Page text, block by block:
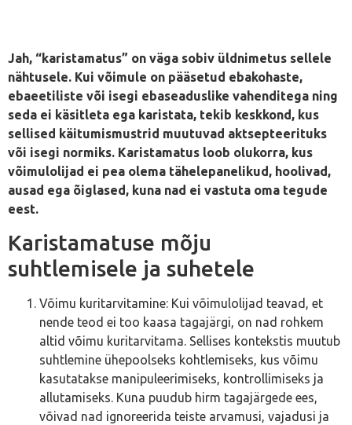
Jah, “karistamatus” on väga sobiv üldnimetus sellele
nähtusele. Kui võimule on pääsetud ebakohaste,
ebaeetiliste või isegi ebaseaduslike vahenditega ning
seda ei käsitleta ega karistata, tekib keskkond, kus
sellised käitumismustrid muutuvad aktsepteerituks
või isegi normiks. Karistamatus loob olukorra, kus
võimulolijad ei pea olema tähelepanelikud, hoolivad,
ausad ega õiglased, kuna nad ei vastuta oma tegude
eest.
Karistamatuse mõju
suhtlemisele ja suhetele
Võimu kuritarvitamine: Kui võimulolijad teavad, et
nende teod ei too kaasa tagajärgi, on nad rohkem
altid võimu kuritarvitama. Sellises kontekstis muutub
suhtlemine ühepoolseks kohtlemiseks, kus võimu
kasutatakse manipuleerimiseks, kontrollimiseks ja
allutamiseks. Kuna puudub hirm tagajärgede ees,
võivad nad ignoreerida teiste arvamusi, vajadusi ja